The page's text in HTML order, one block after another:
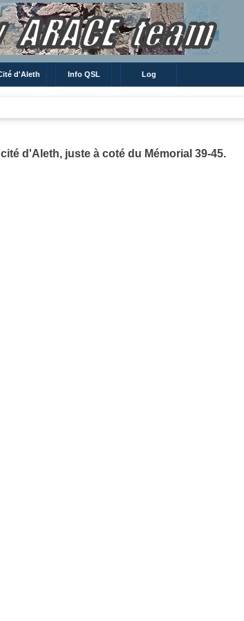
d'Aleth Info QSL Log
d'Aleth, juste à coté du Mémorial 39-45.